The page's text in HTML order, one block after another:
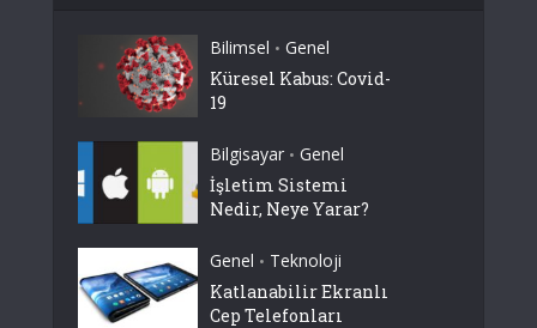
Bilimsel • Genel
Küresel Kabus: Covid-
19
Bilgisayar • Genel
İşletim Sistemi
Nedir, Neye Yarar?
Genel • Teknoloji
Katlanabilir Ekranlı
Cep Telefonları